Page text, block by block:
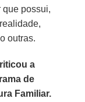
que possui,
outras.
a
de
Familiar.